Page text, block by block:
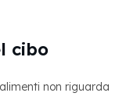
cibo
non riguarda